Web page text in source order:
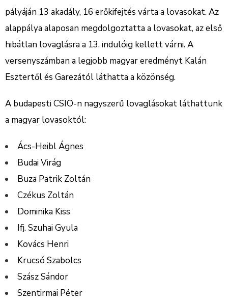
pályáján 13 akadály, 16 erőkifejtés várta a lovasokat. Az
alappálya alaposan megdolgoztatta a lovasokat, az első
hibátlan lovaglásra a 13. indulóig kellett várni. A
versenyszámban a legjobb magyar eredményt Kalán
Esztertől és Garezától láthatta a közönség.
A budapesti CSIO-n nagyszerű lovaglásokat láthattunk
a magyar lovasoktól:
Ács-Heibl Ágnes
Budai Virág
Buza Patrik Zoltán
Czékus Zoltán
Dominika Kiss
Ifj. Szuhai Gyula
Kovács Henri
Krucsó Szabolcs
Szász Sándor
Szentirmai Péter